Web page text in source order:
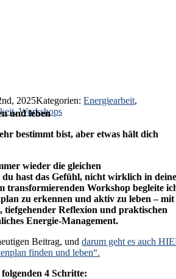
2025Kategorien:Energiearbeit,
,Workshops
und leben
bestimmt bist, aber etwas hält dich
wieder die gleichen
hast das Gefühl, nicht wirklich in
transformierenden Workshop begleite
zu erkennen und aktiv zu leben – mit
Reflexion und praktischen
Energie-Management.
Beitrag, unddarum geht es auch
finden und leben“.
folgenden 4 Schritte: